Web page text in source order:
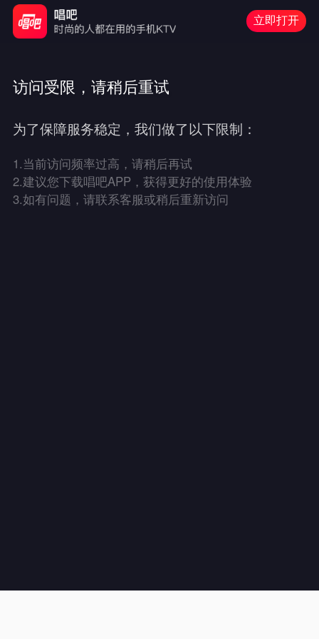
立即打开
访问受限，请稍后重试
为了保障服务稳定，我们做了以下限制：
1.当前访问频率过高，请稍后再试
2.建议您下载唱吧APP，获得更好的使用体验
3.如有问题，请联系客服或稍后重新访问